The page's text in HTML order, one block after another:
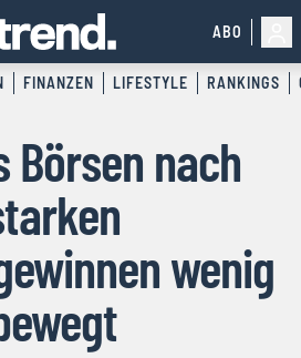
ABO
FINANZEN LIFESTYLE RANKINGS
Börsen nach
wenig